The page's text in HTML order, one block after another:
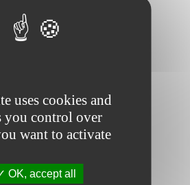
uses cookies and
you control over
want to activate
OK, accept all
d’
élévation
architecturales.
le choix d’un équipement
à la configuration du bâtiment.
compte les